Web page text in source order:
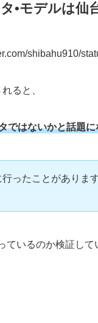
•モデルは仙
shibahu910/
ると、
ではないかと話題
ったことがありま
いるのか検証して